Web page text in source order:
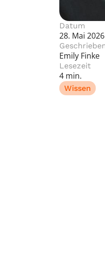
Datum
28. Mai 2026
Emily Finke
Lesezeit
4 min.
Wissen